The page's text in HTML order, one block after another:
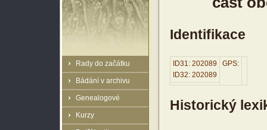
Rady do začátku
Bádání v archivu
Genealogové
Kurzy
Identifikace
ID31: 202089
ID32: 202089
GPS:
Historický